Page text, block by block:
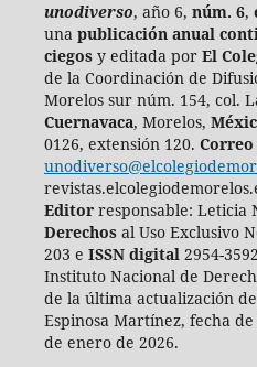
unodiverso, año 6, núm. 6,
unapublicación anual
ciegosy editada por El
de la Coordinación de
Morelos sur núm. 154, col.
Cuernavaca, Morelos,
0126, extensión 120.
Editor responsable: Leticia
Derechosal Uso Exclusivo
203 e ISSN digital2954-
Instituto Nacional de
de la última actualización
Espinosa Martínez, fecha
de enero de 2026.